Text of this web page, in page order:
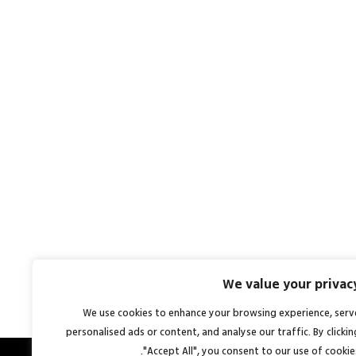
We value your
We use cookies to enhance your browsing experience,
personalised ads or content, and analyse our traffic. By
"Accept All", you consent to our use of